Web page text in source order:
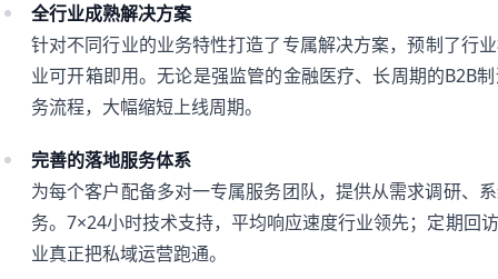
全行业成熟解决方案
针对不同行业的业务特性打造了专属解决方案，预制了行
业可开箱即用。无论是强监管的金融医疗、长周期的B2B
务流程，大幅缩短上线周期。
完善的落地服务体系
为每个客户配备多对一专属服务团队，提供从需求调研、
务。7×24小时技术支持，平均响应速度行业领先；定期回
业真正把私域运营跑通。